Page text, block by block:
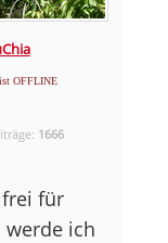
ist OFFLINE
1666
für
ich